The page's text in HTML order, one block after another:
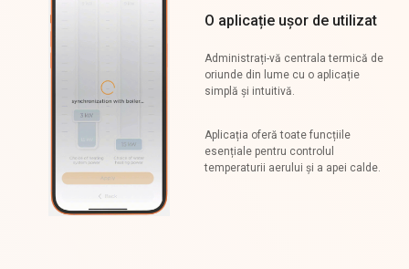
O aplicație ușor de utilizat
Administrați-vă centrala termică de
oriunde din lume cu o aplicație
simplă și intuitivă.
Aplicația oferă toate funcțiile
esențiale pentru controlul
temperaturii aerului și a apei calde.